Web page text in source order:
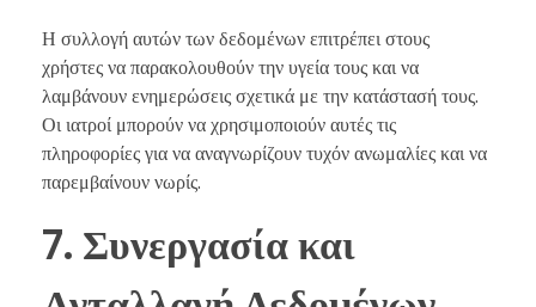
Η συλλογή αυτών των δεδομένων επιτρέπει στους
χρήστες να παρακολουθούν την υγεία τους και να
λαμβάνουν ενημερώσεις σχετικά με την κατάστασή τους.
Οι ιατροί μπορούν να χρησιμοποιούν αυτές τις
πληροφορίες για να αναγνωρίζουν τυχόν ανωμαλίες και να
παρεμβαίνουν νωρίς.
7. Συνεργασία και